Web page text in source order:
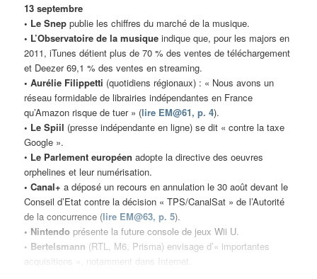
13 septembre
• Le Snep publie les chiffres du marché de la musique.
• L’Observatoire de la musique indique que, pour les majors en
2011, iTunes détient plus de 70 % des ventes de téléchargement
et Deezer 69,1 % des ventes en streaming.
• Aurélie Filippetti (quotidiens régionaux) : « Nous avons un
réseau formidable de librairies indépendantes en France
qu’Amazon risque de tuer » (lire EM@61, p. 4).
• Le Spiil (presse indépendante en ligne) se dit « contre la taxe
Google ».
• Le Parlement européen adopte la directive des oeuvres
orphelines et leur numérisation.
• Canal+ a déposé un recours en annulation le 30 août devant le
Conseil d’Etat contre la décision « TPS/CanalSat » de l’Autorité
de la concurrence (lire EM@63, p. 5).
• Nintendo présente la future console de jeux Wii U.
• Bertelsmann (RTL, M6, Prisma) envisage d’« importantes
acquisitions », notamment dans Internet.